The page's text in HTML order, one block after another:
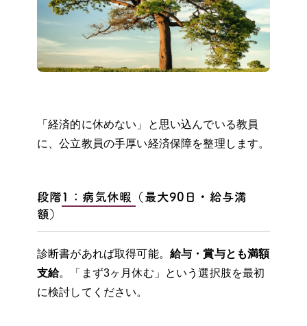
「経済的に休めない」と思い込んでいる教員
に、公立教員の手厚い経済保障を整理します。
段階1：病気休暇（最大90日・給与満
額）
診断書があれば取得可能。 給与・賞与とも満額
支給。「まず3ヶ月休む」という選択肢を最初
に検討してください。